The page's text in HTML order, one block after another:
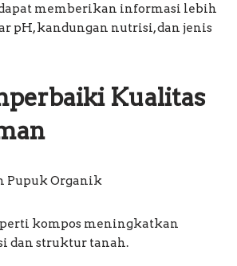
memberikan informasi lebih
pH, kandungan nutrisi, dan jenis
Kualitas
Pupuk Organik
kompos meningkatkan
dan struktur tanah.